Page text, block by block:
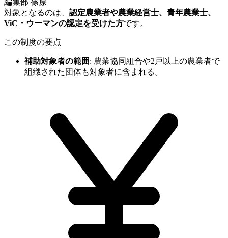
対象となるのは、 認定農業者や農業経営士、青年農業士、
ViC・ウーマンの認定を受けた方です。
この制度の要点
補助対象者の範囲: 農業協同組合や2戸以上の農業者で
組織された団体も対象者に含まれる。